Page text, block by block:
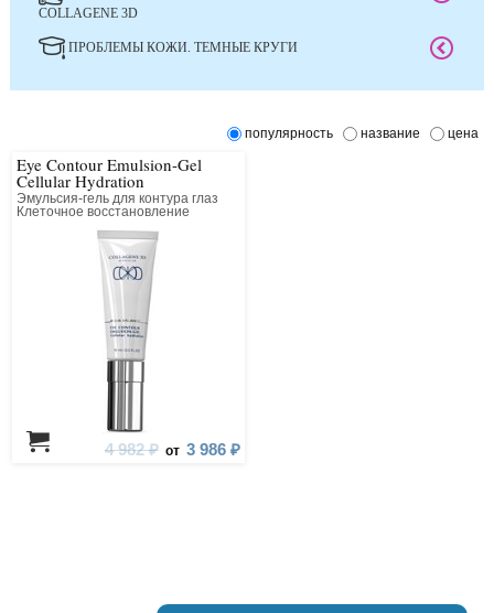
COLLAGENE 3D
ПРОБЛЕМЫ КОЖИ. ТЕМНЫЕ КРУГИ
популярность название цена
Eye Contour Emulsion-Gel
Cellular Hydration
Эмульсия-гель для контура глаз
Клеточное восстановление
4 982 ₽ от 3 986 ₽